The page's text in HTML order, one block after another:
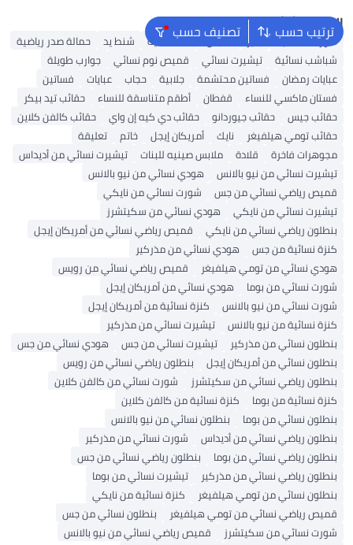
ترتيب حسب تصنيف حسب البحث الشائع
شورتات نسائية بلايز ملابس سباحة نسائية شنط يد
حمالة صدر رياضية
شباشب نسائية
تيشيرت نسائي قميص نوم نسائي
جوارب طويلة
عبايات رمضان
فساتين محتشمة جلابية حجاب عبايات
فساتين
فستان ماكسي للنساء
قفطان أطقم متناسقة للنساء
حقائب تيد بيكر
حقائب جيس
حقائب جيوردانو حقائب دي كيه إن واي
حقائب كالفن كلاين
حقائب تومي هيلفيغر
نايك أمريكان إيجل خاتم
تعليقة
مجوهرات فاخرة
قلادة ملابس صينيه للبنات
تيشيرت نسائي من أديداس
تيشيرت نسائي من نيو بالانس
هودي نسائي من نيو بالانس
قميص رياضي نسائي من جس
شورت نسائي من نايكي
تيشيرت نسائي من نايكي
هودي نسائي من سكيتشرز
بنطلون رياضي نسائي من نايكي
قميص رياضي نسائي من أمريكان إيجل
كنزة نسائية من جس
هودي نسائي من مذركير
هودي نسائي من تومي هيلفيغر
قميص رياضي نسائي من رويس
شورت نسائي من بوما
هودي نسائي من أمريكان إيجل
شورت نسائي من نيو بالانس
كنزة نسائية من أمريكان إيجل
كنزة نسائية من نيو بالانس
تيشيرت نسائي من مذركير
بنطلون نسائي من مذركير
تيشيرت نسائي من جس
هودي نسائي من جس
بنطلون نسائي من أمريكان إيجل
بنطلون رياضي نسائي من رويس
بنطلون رياضي نسائي من سكيتشرز
شورت نسائي من كالفن كلاين
كنزة نسائية من بوما
كنزة نسائية من كالفن كلاين
بنطلون نسائي من بوما
بنطلون نسائي من نيو بالانس
بنطلون رياضي نسائي من أديداس
شورت نسائي من مذركير
بنطلون رياضي نسائي من بوما
بنطلون رياضي نسائي من جس
بنطلون رياضي نسائي من مذركير
تيشيرت نسائي من بوما
بنطلون نسائي من تومي هيلفيغر
كنزة نسائية من نايكي
قميص رياضي نسائي من تومي هيلفيغر
بنطلون نسائي من جس
شورت نسائي من سكيتشرز
قميص رياضي نسائي من نيو بالانس